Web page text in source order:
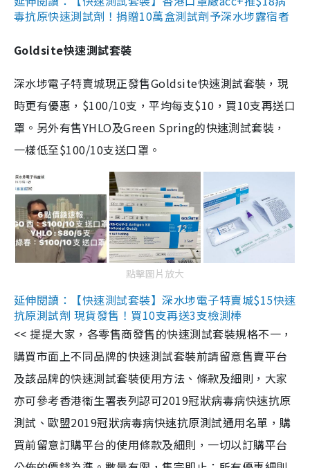
毒抗原快速測試劑！捐贈10萬盒測試劑予深水埗露宿者
Goldsite快速測試套裝
深水埗電子特賣城現正發售Goldsite快速測試套裝，現
時更有優惠，$100/10支，平均每支$10，買10支再送口
罩。另外有售YHLO及Green Spring的快速測試套裝，
一樣低至$100/10支送口罩。
點擊圖片放大
延伸閱讀：【快速測試套裝】深水埗電子特賣城$15快速
抗原測試劑 現貨發售！買10支再送3支檢測棒
<< 提提大家，各零售商發售的快速測試套裝規格不一，
購買市面上不同品牌的快速測試套裝前請留意售賣平台
及該品牌的快速測試套裝使用方法、條款及細則，大家
亦可參考香港衞生署表列認可2019冠狀病毒病快速抗原
測試、歐盟2019冠狀病毒病快速抗原測試通用名單，購
買前留意訂購平台的使用條款及細則，一切以訂購平台